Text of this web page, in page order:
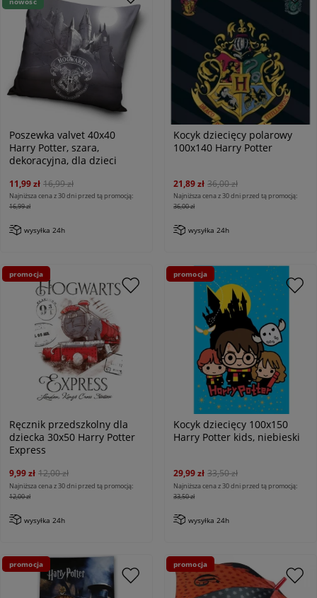
Poszewka valvet 40x40
Harry Potter, szara,
dekoracyjna, dla dzieci
11,99 zł 16,99 zł
Najniższa cena z 30 dni przed tą promocją:
16,99 zł
wysyłka 24h
Kocyk dziecięcy polarowy
100x140 Harry Potter
21,89 zł 36,00 zł
Najniższa cena z 30 dni przed tą promocją:
36,00 zł
wysyłka 24h
Ręcznik przedszkolny dla
dziecka 30x50 Harry Potter
Express
9,99 zł 12,00 zł
Najniższa cena z 30 dni przed tą promocją:
12,00 zł
wysyłka 24h
promocja
Kocyk dziecięcy 100x150
Harry Potter kids, niebieski
29,99 zł 33,50 zł
Najniższa cena z 30 dni przed tą promocją:
33,50 zł
wysyłka 24h
promocja
promocja promocja